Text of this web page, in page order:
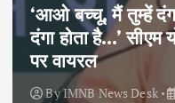
‘आओ बच्चू, मैं तुम्हें
दंगा होता है…’ सीएम
पर वायरल
ByIMNB News Desk